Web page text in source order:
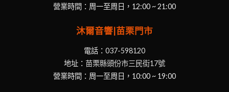
營業時間：周一至周日，12:00 ~ 21:00
沐爾音響|苗栗門市
電話： 037-598120
地址： 苗栗縣頭份市三民街17號
營業時間：周一至周日，10:00 ~ 19:00